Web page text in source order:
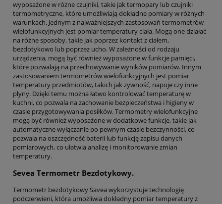
wyposażone w różne czujniki, takie jak termopary lub czujniki
termometryczne, które umożliwiają dokładne pomiary w różnych
warunkach. Jednym z najważniejszych zastosowań termometrów
wielofunkcyjnych jest pomiar temperatury ciała. Mogą one działać
na różne sposoby, takie jak poprzez kontakt z ciałem,
bezdotykowo lub poprzez ucho. W zależności od rodzaju
urządzenia, mogą być również wyposażone w funkcje pamięci,
które pozwalają na przechowywanie wyników pomiarów. Innym
zastosowaniem termometrów wielofunkcyjnych jest pomiar
temperatury przedmiotów, takich jak żywność, napoje czy inne
płyny. Dzięki temu można łatwo kontrolować temperaturę w
kuchni, co pozwala na zachowanie bezpieczeństwa i higieny w
czasie przygotowywania posiłków. Termometry wielofunkcyjne
mogą być również wyposażone w dodatkowe funkcje, takie jak
automatyczne wyłączanie po pewnym czasie bezczynności, co
pozwala na oszczędność baterii lub funkcję zapisu danych
pomiarowych, co ułatwia analizę i monitorowanie zmian
temperatury.
Sevea Termometr Bezdotykowy.
Termometr bezdotykowy Savea wykorzystuje technologię
podczerwieni, która umożliwia dokładny pomiar temperatury z